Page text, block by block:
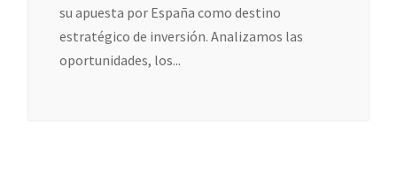
su apuesta por España como destino
estratégico de inversión. Analizamos las
oportunidades, los...